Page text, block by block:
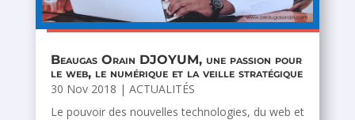
Beaugas Orain DJOYUM, une passion pour
le web, le numérique et la veille stratégique
30 Nov 2018 | ACTUALITÉS
Le pouvoir des nouvelles technologies, du web et